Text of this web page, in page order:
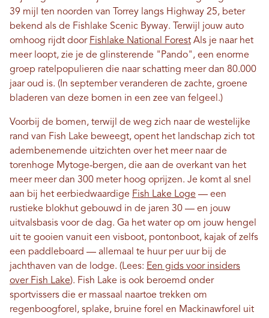
39 mijl ten noorden van Torrey langs Highway 25, beter
bekend als de Fishlake Scenic Byway. Terwijl jouw auto
omhoog rijdt door Fishlake National Forest Als je naar het
meer loopt, zie je de glinsterende "Pando", een enorme
groep ratelpopulieren die naar schatting meer dan 80.000
jaar oud is. (In september veranderen de zachte, groene
bladeren van deze bomen in een zee van felgeel.)
Voorbij de bomen, terwijl de weg zich naar de westelijke
rand van Fish Lake beweegt, opent het landschap zich tot
adembenemende uitzichten over het meer naar de
torenhoge Mytoge-bergen, die aan de overkant van het
meer meer dan 300 meter hoog oprijzen. Je komt al snel
aan bij het eerbiedwaardige Fish Lake Loge — een
rustieke blokhut gebouwd in de jaren 30 — en jouw
uitvalsbasis voor de dag. Ga het water op om jouw hengel
uit te gooien vanuit een visboot, pontonboot, kajak of zelfs
een paddleboard — allemaal te huur per uur bij de
jachthaven van de lodge. (Lees: Een gids voor insiders
over Fish Lake). Fish Lake is ook beroemd onder
sportvissers die er massaal naartoe trekken om
regenboogforel, splake, bruine forel en Mackinawforel uit